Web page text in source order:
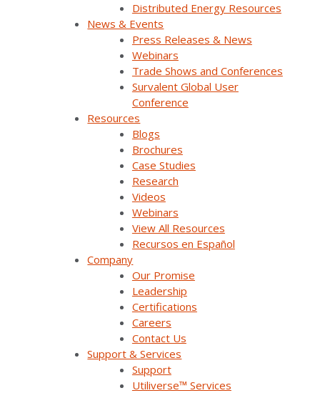
Distributed Energy Resources
News & Events
Press Releases & News
Webinars
Trade Shows and Conferences
Survalent Global User
Conference
Resources
Blogs
Brochures
Case Studies
Research
Videos
Webinars
View All Resources
Recursos en Español
Company
Our Promise
Leadership
Certifications
Careers
Contact Us
Support & Services
Support
Utiliverse™ Services
El Director de Electricidad del ICE, Roberto Quirós Balma,
afirmó, “Estamos comprometidos a apoyar nuestras
obligaciones nacionales para cumplir los objetivos de la
Agenda SDG 2030 de la UNESCO, en particular los que se
enfocan en energía limpia y asequible, ciudades y
comunidades sustentables, y medidas climáticas. La
asociación con Survalent y Electroval nos ayuda a trabajar
para cumplir estos objetivos al permitir un mejor control y
seguridad en la implementación de energía limpia y la gestión
de ciudades sustentables.”
Electroval es un proveedor regional confiable de soluciones
de automatización, materiales eléctricos y equipos de
generación, transmisión y distribución de electricidad. La
empresa se fundó en 2004 en Costa Rica y ahora presta
servicio a varios países de la región, como Nicaragua,
Guatemala, Panamá, Colombia, Perú y República Dominicana.
El Director General de Electroval, Luis Valverde, declaró:
“Estamos orgullosos de servir a nuestro país natal, Costa
Rica, y estamos comprometidos a ofrecer una excelente
experiencia al cliente en todos los niveles, desde la tecnología
hasta el servicio y la capacitación. Confiamos en que la
solución de Survalent es la mejor posible para el alcance,
magnitud y necesidades del proyecto.”